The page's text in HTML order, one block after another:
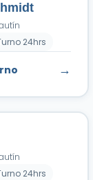
24hrs
→
24hrs